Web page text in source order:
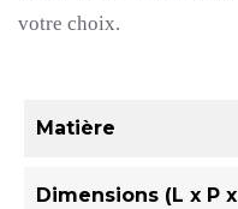
votre choix.
Matière
Dimensions (L x P x